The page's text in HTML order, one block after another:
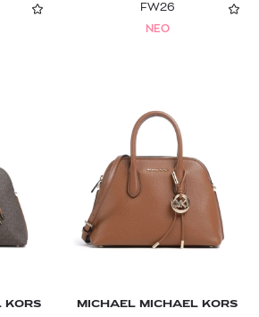
KORS
FW26
NEO
MICHAEL MICHAEL KORS